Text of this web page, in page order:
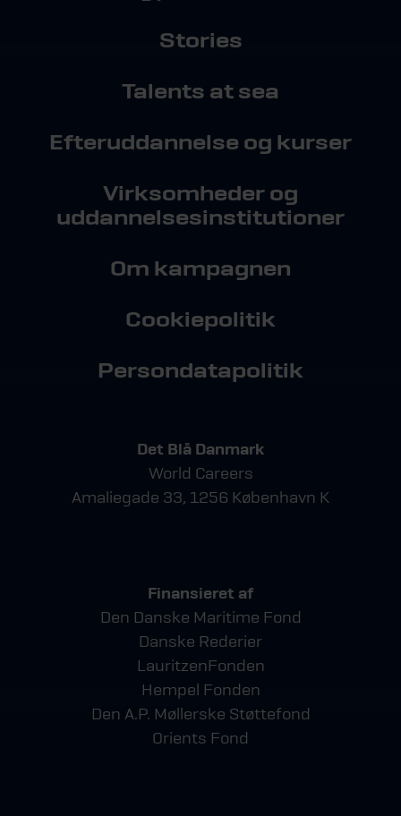
Stories
Talents at sea
Efteruddannelse og kurser
Virksomheder og
uddannelsesinstitutioner
Om kampagnen
Cookiepolitik
Persondatapolitik
Det Blå Danmark
World Careers
Amaliegade 33, 1256 København K
Finansieret af
Den Danske Maritime Fond
Danske Rederier
LauritzenFonden
Hempel Fonden
Den A.P. Møllerske Støttefond
Orients Fond